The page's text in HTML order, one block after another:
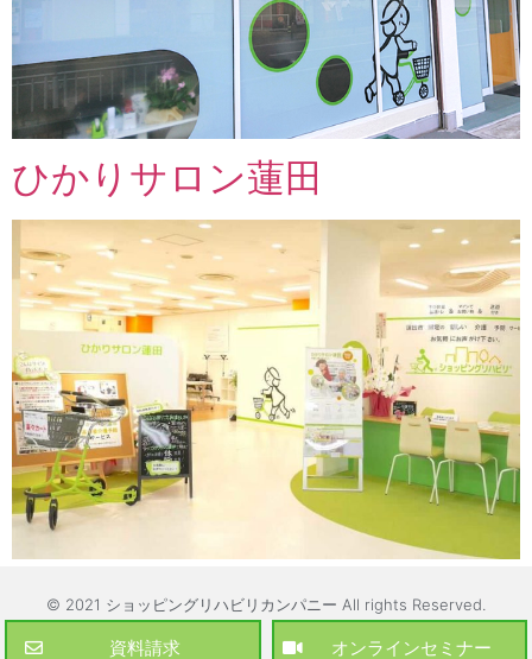
ひかりサロン蓮田
© 2021 ショッピングリハビリカンパニー All rights Reserved.
資料請求 オンラインセミナー